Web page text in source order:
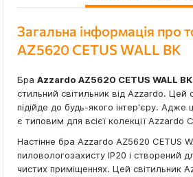
Загальна інформація про
AZ5620 CETUS WALL BK
Бра Azzardo AZ5620 CETUS WALL BK
стильний світильник від Azzardo. Цей
підійде до будь-якого інтер'єру. Адже
є типовим для всієї колекції Azzardo
Настінне бра Azzardo AZ5620 CETUS
пиловологозахисту IP20 і створений
чистих приміщеннях. Цей світильник